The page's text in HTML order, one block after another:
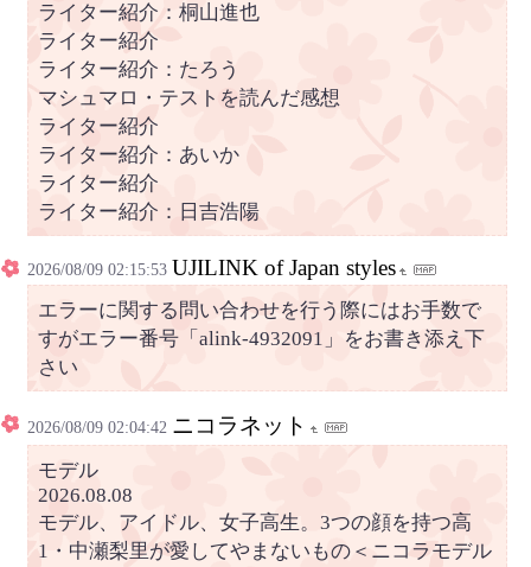
ライター紹介：桐山進也
ライター紹介
ライター紹介：たろう
マシュマロ・テストを読んだ感想
ライター紹介
ライター紹介：あいか
ライター紹介
ライター紹介：日吉浩陽
2026/08/09 02:15:53 UJILINK of Japan styles
エラーに関する問い合わせを行う際にはお手数で
すがエラー番号「alink-4932091」をお書き添え下
さい
2026/08/09 02:04:42 ニコラネット
モデル
2026.08.08
モデル、アイドル、女子高生。3つの顔を持つ高
1・中瀬梨里が愛してやまないもの＜ニコラモデル